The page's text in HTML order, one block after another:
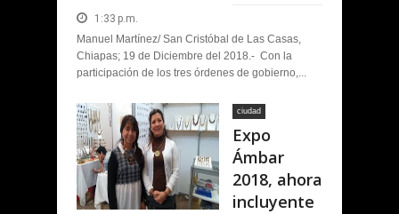
1:33 p.m.
Manuel Martínez/ San Cristóbal de Las Casas,
Chiapas; 19 de Diciembre del 2018.- Con la
participación de los tres órdenes de gobierno,...
ciudad
Expo
Ámbar
2018, ahora
incluyente